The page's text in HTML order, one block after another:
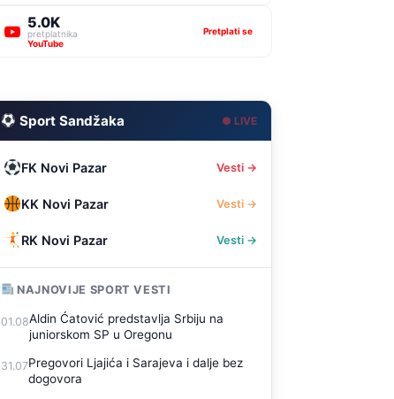
5.0K
pretplatnika
YouTube
Pretplati se
Sport Sandžaka ● LIVE
FK Novi Pazar Vesti →
KK Novi Pazar Vesti →
RK Novi Pazar Vesti →
NAJNOVIJE SPORT VESTI
01.08Aldin Ćatović predstavlja Srbiju na
juniorskom SP u Oregonu
31.07Pregovori Ljajića i Sarajeva i dalje bez
dogovora